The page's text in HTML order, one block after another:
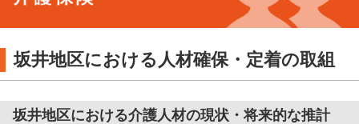
坂井地区における人材確保・定着の取組
坂井地区における介護人材の現状・将来的な推計